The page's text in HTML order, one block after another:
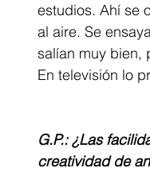
estudios. Ahí se
al aire. Se
salían muy bien,
En televisión lo
G.P.: ¿Las
creatividad de